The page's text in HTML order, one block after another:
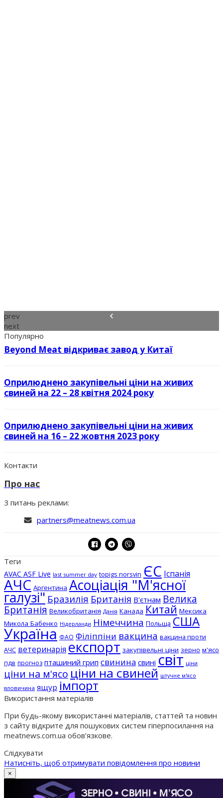
prev
next
Популярно
Beyond Meat відкриває завод у Китаї
Оприлюднено закупівельні ціни на живих
свиней на 22 – 28 квітня 2024 року
Оприлюднено закупівельні ціни на живих
свиней на 16 – 22 жовтня 2023 року
Контакти
Про нас
З питань реклами:
partners@meatnews.com.ua
Теги
AVAC ASF Live last summer day topigs norsvin ЄС Іспанія
АЧС Аргентина Асоціація "М'ясної
галузі" Бразилія Британія В'єтнам Велика
Британія Великобританія Данія Канада Китай Мексика
Микола Бабенко Нідерланди Німеччина Польща США
Україна ФАО Філіппіни вакцина вакцина проти
АЧС ветеринарія експорт закупівельні ціни зерно м'ясо
пдв прогноз пташиний грип свинина свині світ ціни
ціни на м'ясо ціни на свиней штучне м'ясо
яловичина ящур імпорт
Використання матеріалів
При будь-якому використанні матеріалів, статтей та новин
з сайту відкрите для пошукових систем гіперпосилання на
meatnews.com.ua обов’язкове.
Слідкувати
Натисніть, щоб отримувати повідомлення про новини
×